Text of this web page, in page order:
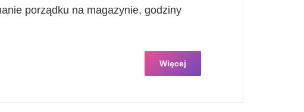
porządku na magazynie, godziny
Więcej